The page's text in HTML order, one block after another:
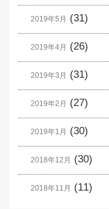
2019年5月 (31)
2019年4月 (26)
2019年3月 (31)
2019年2月 (27)
2019年1月 (30)
2018年12月 (30)
2018年11月 (11)